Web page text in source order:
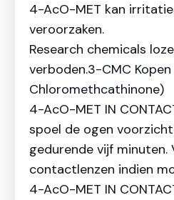
4-AcO-MET kan
veroorzaken.
Research chemicals
verboden.3-CMC
Chloromethcathinone)
4-AcO-MET IN
spoel de ogen
gedurende vijf minuten.
contactlenzen indien
4-AcO-MET IN